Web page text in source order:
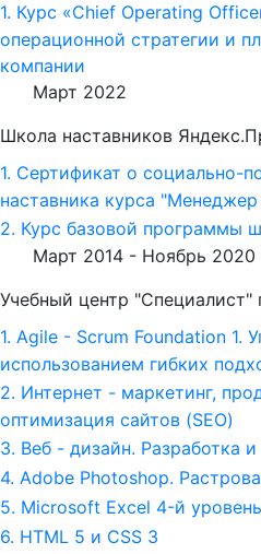
1. Курс «Chief Operating
операционной стратегии и
компании
Март 2022
Школа наставников
1. Сертификат о социально-
наставника курса
2. Курс базовой программы
Март 2014 - Ноябрь 2020
Учебный центр
1. Agile - Scrum Foundation 1.
использованием гибких
2. Интернет - маркетинг,
оптимизация сайтов (SEO)
3. Веб - дизайн. Разработка
4. Adobe Photoshop.
5. Microsoft Excel 4-й
6. HTML 5 и СSS 3